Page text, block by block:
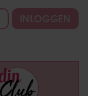
INLOGGEN